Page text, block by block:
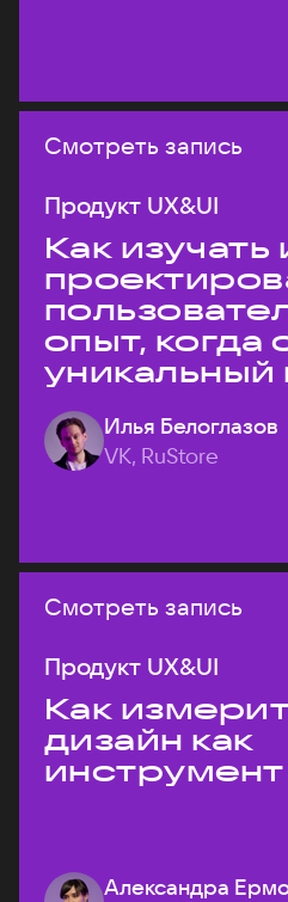
Смотреть запись
Продукт UX&UI
Как изучать
опыт, когда
уникальный
на рынке?
Илья Белоглазов
VK, RuStore
Смотреть запись
Продукт UX&UI
Как
дизайн как
Александра